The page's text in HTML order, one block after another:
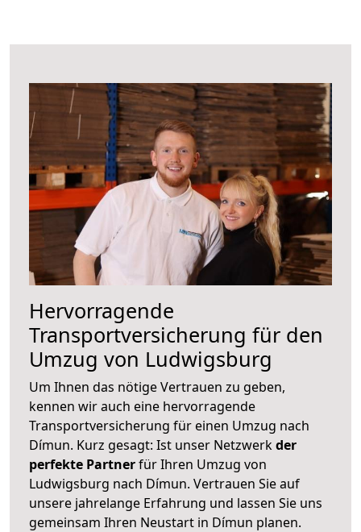
Hervorragende
Transportversicherung für den
Umzug von Ludwigsburg
Um Ihnen das nötige Vertrauen zu geben,
kennen wir auch eine hervorragende
Transportversicherung für einen Umzug nach
Dímun. Kurz gesagt: Ist unser Netzwerkder
perfekte Partnerfür Ihren Umzug von
Ludwigsburg nach Dímun. Vertrauen Sie auf
unsere jahrelange Erfahrung und lassen Sie uns
gemeinsam Ihren Neustart in Dímun planen.